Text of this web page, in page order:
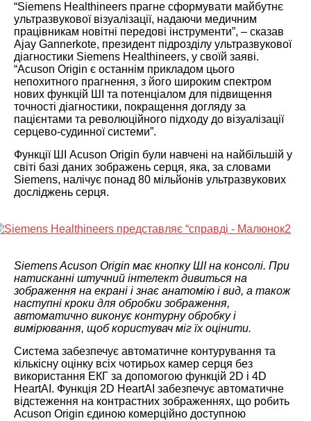
“Siemens Healthineers прагне сформувати майбутнє
ультразвукової візуалізації, надаючи медичним
працівникам новітні передові інструменти”, – сказав
Ajay Gannerkote, президент підрозділу ультразвукової
діагностики Siemens Healthineers, у своїй заяві.
“Acuson Origin є останнім прикладом цього
непохитного прагнення, з його широким спектром
нових функцій ШІ та потенціалом для підвищення
точності діагностики, покращення догляду за
пацієнтами та революційного підходу до візуалізації
серцево-судинної системи”.
Функції ШІ Acuson Origin були навчені на найбільшій у
світі базі даних зображень серця, яка, за словами
Siemens, налічує понад 80 мільйонів ультразвукових
досліджень серця.
Siemens Acuson Origin має кнопку ШІ на консолі. При
натисканні штучний інтелект дивиться на
зображення на екрані і знає анатомію і вид, а також
наступні кроки для обробки зображення,
автоматично виконує контурну обробку і
вимірювання, щоб користувач міг їх оцінити.
Система забезпечує автоматичне контурування та
кількісну оцінку всіх чотирьох камер серця без
використання ЕКГ за допомогою функцій 2D і 4D
HeartAI. Функція 2D HeartAI забезпечує автоматичне
відстеження на контрастних зображеннях, що робить
Acuson Origin єдиною комерційно доступною